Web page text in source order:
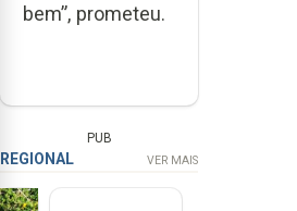
bem”, prometeu.
PUB
REGIONAL VER MAIS